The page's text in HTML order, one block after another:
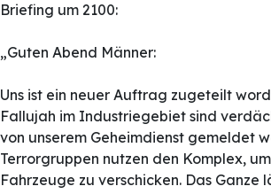
Briefing um 2100:
„Guten Abend Männer:
Uns ist ein neuer Auftrag zugeteilt
Fallujah im Industriegebiet sind
von unserem Geheimdienst gemeldet
Terrorgruppen nutzen den Komplex,
Fahrzeuge zu verschicken. Das Ganze